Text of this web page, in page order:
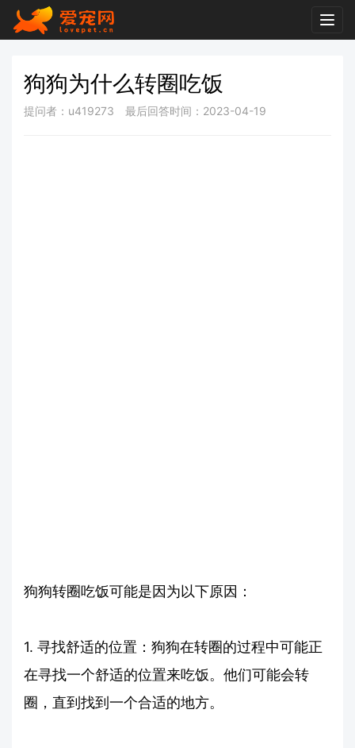
狗狗为什么转圈吃饭
提问者：u419273 最后回答时间：2023-04-19
狗狗转圈吃饭可能是因为以下原因：
1. 寻找舒适的位置：狗狗在转圈的过程中可能正
在寻找一个舒适的位置来吃饭。他们可能会转
圈，直到找到一个合适的地方。